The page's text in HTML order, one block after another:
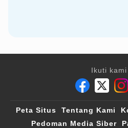
Ikuti
Peta Situs Tentang Kami
Pedoman Media Siber